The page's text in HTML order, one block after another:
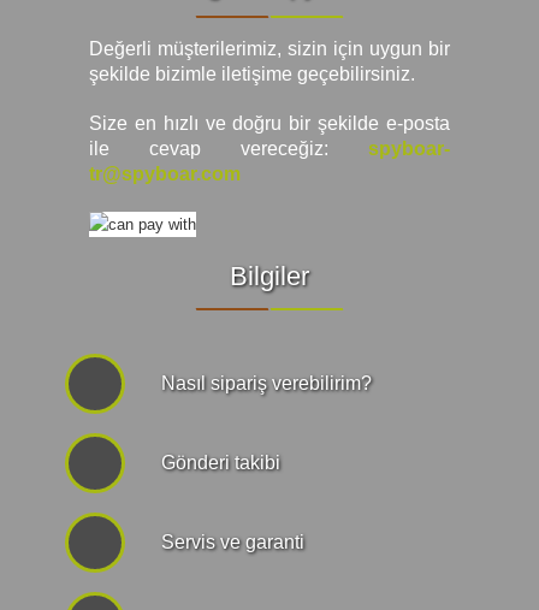
Değerli müşterilerimiz, sizin için uygun bir
şekilde bizimle iletişime geçebilirsiniz.
Size en hızlı ve doğru bir şekilde e-posta
ile cevap vereceğiz:
spyboar-
tr@spyboar.com
Bilgiler
Nasıl sipariş verebilirim?
Gönderi takibi
Servis ve garanti